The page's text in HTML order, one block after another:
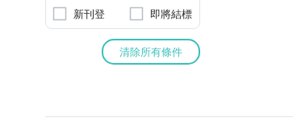
新刊登 即將結標
清除所有條件